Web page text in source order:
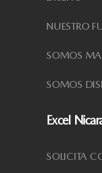
NUESTRO
SOMOS
SOMOS
Excel
SOLICITA